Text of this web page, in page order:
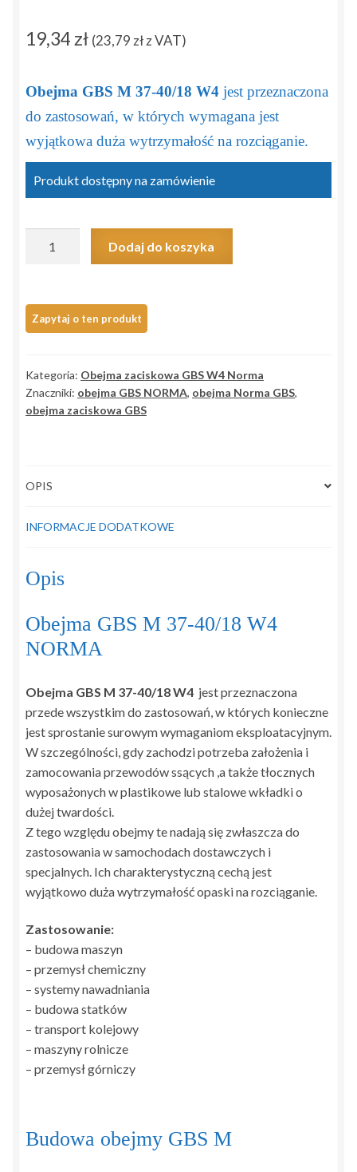
19,34zł (23,79złz VAT)
Obejma GBS M 37-40/18 W4 jest przeznaczona
do zastosowań, w których wymagana jest
wyjątkowa duża wytrzymałość na rozciąganie.
Produkt dostępny na zamówienie
NORMA
39/18
>37-
40/18
Dodaj do koszyka
Kategoria: Obejma zaciskowa GBS W4 Norma
Znaczniki: obejma GBS NORMA, obejma Norma GBS,
obejma zaciskowa GBS
OPIS
INFORMACJE DODATKOWE
Opis
Obejma GBS M 37-40/18 W4
NORMA
Obejma GBS M 37-40/18 W4 jest przeznaczona
przede wszystkim do zastosowań, w których konieczne
jest sprostanie surowym wymaganiom eksploatacyjnym.
W szczególności, gdy zachodzi potrzeba założenia i
zamocowania przewodów ssących ,a także tłocznych
wyposażonych w plastikowe lub stalowe wkładki o
dużej twardości.
Z tego względu obejmy te nadają się zwłaszcza do
zastosowania w samochodach dostawczych i
specjalnych. Ich charakterystyczną cechą jest
wyjątkowo duża wytrzymałość opaski na rozciąganie.
Zastosowanie:
– budowa maszyn
– przemysł chemiczny
– systemy nawadniania
– budowa statków
– transport kolejowy
– maszyny rolnicze
– przemysł górniczy
Budowa obejmy GBS M